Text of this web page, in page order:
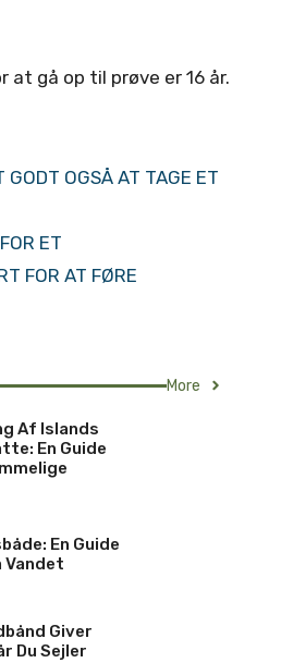
at gå op til prøve er 16 år.
GODT OGSÅ AT TAGE ET
ET
FOR AT FØRE
More
Af Islands
En Guide
En Guide
Vandet
Giver
Du Sejler